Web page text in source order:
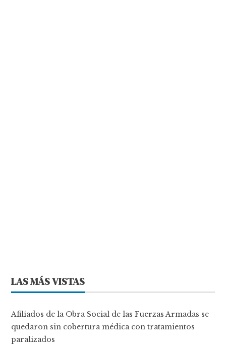
LAS MÁS VISTAS
Afiliados de la Obra Social de las Fuerzas Armadas se
quedaron sin cobertura médica con tratamientos
paralizados